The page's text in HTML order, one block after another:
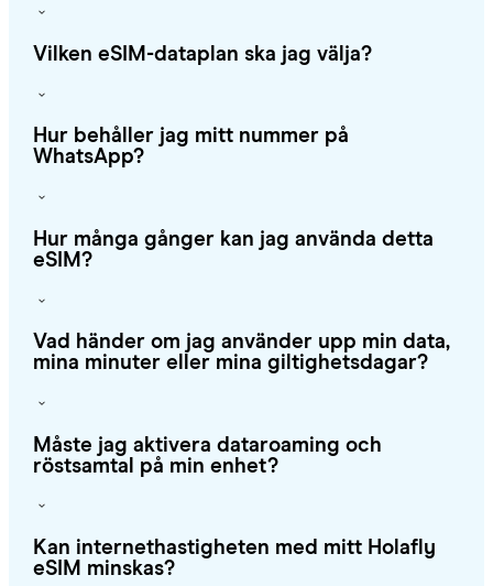
Vilken eSIM-dataplan ska jag välja?
Hur behåller jag mitt nummer på
WhatsApp?
Hur många gånger kan jag använda detta
eSIM?
Vad händer om jag använder upp min data,
mina minuter eller mina giltighetsdagar?
Måste jag aktivera dataroaming och
röstsamtal på min enhet?
Kan internethastigheten med mitt Holafly
eSIM minskas?